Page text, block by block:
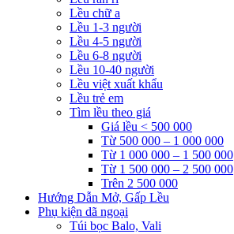
Lều chữ a
Lều 1-3 người
Lều 4-5 người
Lều 6-8 người
Lều 10-40 người
Lều việt xuất khẩu
Lều trẻ em
Tìm lều theo giá
Giá lều < 500 000
Từ 500 000 – 1 000 000
Từ 1 000 000 – 1 500 000
Từ 1 500 000 – 2 500 000
Trên 2 500 000
Hướng Dẫn Mở, Gấp Lều
Phụ kiện dã ngoại
Túi bọc Balo, Vali